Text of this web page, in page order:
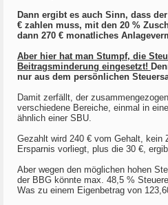
Dann ergibt es auch Sinn, dass
€ zahlen muss, mit den 20 %
dann 270 € monatliches
Aber hier hat man Stumpf, die
Beitragsminderung eingesetzt!
nur aus dem persönlichen
Damit zerfällt, der
verschiedene Bereiche, einmal in
ähnlich einer SBU.
Gezahlt wird 240 € vom Gehalt, kein
Ersparnis vorliegt, plus die 30 €,
Aber wegen den möglichen hohen
der BBG könnte max. 48,5 %
Was zu einem Eigenbetrag von